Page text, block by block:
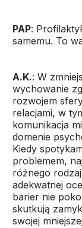
PAP:
samemu. To
A.K.: W
wychowanie
rozwojem
relacjami, w
komunikacja
domenie
Kiedy
problemem,
różnego
adekwatnej
barier nie
skutkują
swojej